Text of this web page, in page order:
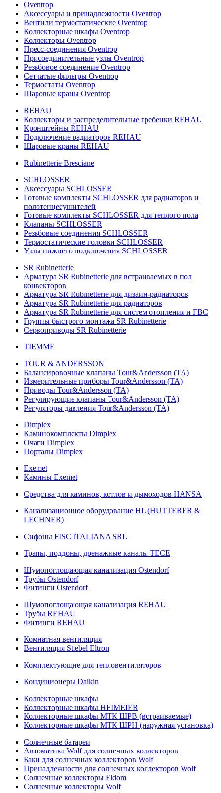
Oventrop
Аксессуары и принадлежности Oventrop
Вентили термостатические Oventrop
Коллекторные шкафы Oventrop
Коллекторы Oventrop
Пресс-соединения Oventrop
Присоединительные узлы Oventrop
Резьбовое соединение Oventrop
Сетчатые фильтры Oventrop
Термостаты Oventrop
Шаровые краны Oventrop
REHAU
Коллекторы и распределительные гребенки REHAU
Кронштейны REHAU
Подключение радиаторов REHAU
Шаровые краны REHAU
Rubinetterie Bresciane
SCHLOSSER
Аксессуары SCHLOSSER
Готовые комплекты SCHLOSSER для радиаторов и
полотенцесушителей
Готовые комплекты SCHLOSSER для теплого пола
Клапаны SCHLOSSER
Резьбовые соединения SCHLOSSER
Термостатические головки SCHLOSSER
Узлы нижнего подключения SCHLOSSER
SR Rubinetterie
Арматура SR Rubinetterie для встраиваемых в пол
конвекторов
Арматура SR Rubinetterie для дизайн-радиаторов
Арматура SR Rubinetterie для радиаторов
Арматура SR Rubinetterie для систем отопления и ГВС
Группы быстрого монтажа SR Rubinetterie
Сервоприводы SR Rubinetterie
TIEMME
TOUR & ANDERSSON
Балансировочные клапаны Tour&Andersson (TA)
Измерительные приборы Tour&Andersson (TA)
Приводы Tour&Andersson (TA)
Регулирующие клапаны Tour&Andersson (TA)
Регуляторы давления Tour&Andersson (TA)
Dimplex
Каминокомплекты Dimplex
Очаги Dimplex
Порталы Dimplex
Exemet
Камины Exemet
Средства для каминов, котлов и дымоходов HANSA
Канализационное оборудование HL (HUTTERER &
LECHNER)
Сифоны FISC ITALIANA SRL
Трапы, поддоны, дренажные каналы TECE
Шумопоглощающая канализация Ostendorf
Трубы Ostendorf
Фитинги Ostendorf
Шумопоглощающая канализация REHAU
Трубы REHAU
Фитинги REHAU
Комнатная вентиляция
Вентиляция Stiebel Eltron
Комплектующие для тепловентиляторов
Кондиционеры Daikin
Коллекторные шкафы
Коллекторные шкафы HEIMEIER
Коллекторные шкафы МТК ШРВ (встраиваемые)
Коллекторные шкафы МТК ШРН (наружная установка)
Солнечные батареи
Автоматика Wolf для солнечных коллекторов
Баки для солнечных коллекторов Wolf
Принадлежности для солнечных коллекторов Wolf
Солнечные коллекторы Eldom
Солнечные коллекторы Wolf